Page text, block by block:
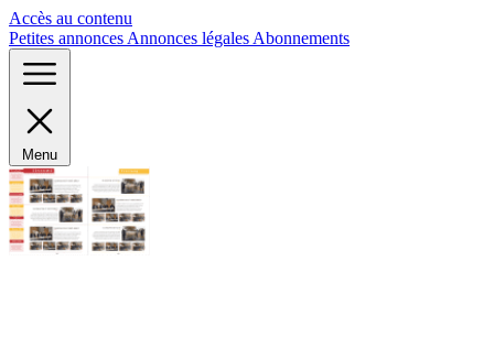
Accès au contenu
Petites annonces Annonces légales Abonnements
Menu
Panneau de gestion des cookies